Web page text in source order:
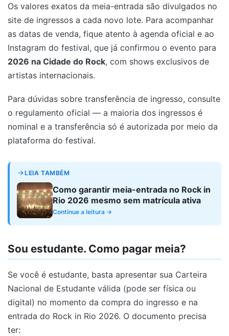
Os valores exatos da meia-entrada são divulgados no
site de ingressos a cada novo lote. Para acompanhar
as datas de venda, fique atento à agenda oficial e ao
Instagram do festival, que já confirmou o evento para
2026 na Cidade do Rock, com shows exclusivos de
artistas internacionais.
Para dúvidas sobre transferência de ingresso, consulte
o regulamento oficial — a maioria dos ingressos é
nominal e a transferência só é autorizada por meio da
plataforma do festival.
LEIA TAMBÉM
Como garantir meia-entrada no Rock in
Rio 2026 mesmo sem matrícula ativa
Continue a leitura →
Sou estudante. Como pagar meia?
Se você é estudante, basta apresentar sua Carteira
Nacional de Estudante válida (pode ser física ou
digital) no momento da compra do ingresso e na
entrada do Rock in Rio 2026. O documento precisa
ter: